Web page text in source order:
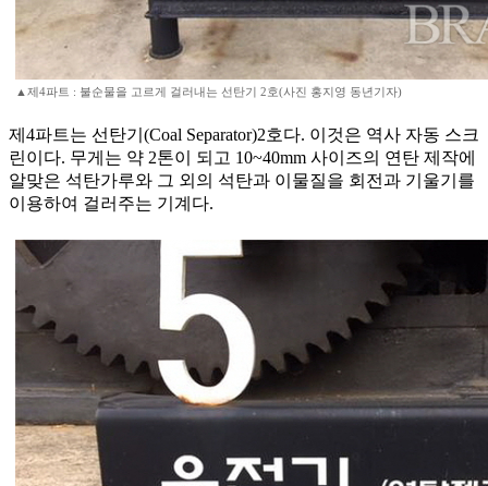
▲제4파트 : 불순물을 고르게 걸러내는 선탄기 2호(사진 홍지영 동년기자)
제4파트는 선탄기(Coal Separator)2호다. 이것은 역사 자동 스크
린이다. 무게는 약 2톤이 되고 10~40mm 사이즈의 연탄 제작에
알맞은 석탄가루와 그 외의 석탄과 이물질을 회전과 기울기를
이용하여 걸러주는 기계다.